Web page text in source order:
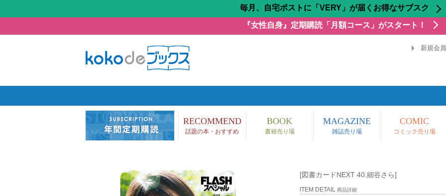
『女性自身』定期購読「月額コース」がスタート！
毎月、自宅ポストに「VERY」が届くお得なサブスク
新規会
RECOMMEND
話題の本・おすすめ
BOOK
書籍売り場
MAGAZINE
雑誌売り場
COMIC
コミック売り場
[図書カードNEXT 40.細谷さら]
ITEM DETAIL 商品詳細